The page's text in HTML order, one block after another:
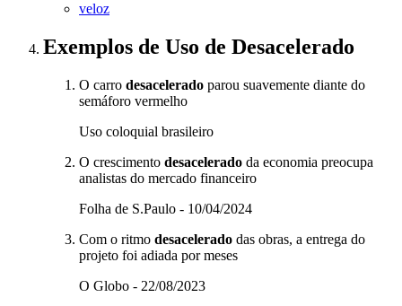
veloz
Exemplos de Uso de Desacelerado
O carro desacelerado parou suavemente diante do
semáforo vermelho
Uso coloquial brasileiro
O crescimento desacelerado da economia preocupa
analistas do mercado financeiro
Folha de S.Paulo - 10/04/2024
Com o ritmo desacelerado das obras, a entrega do
projeto foi adiada por meses
O Globo - 22/08/2023